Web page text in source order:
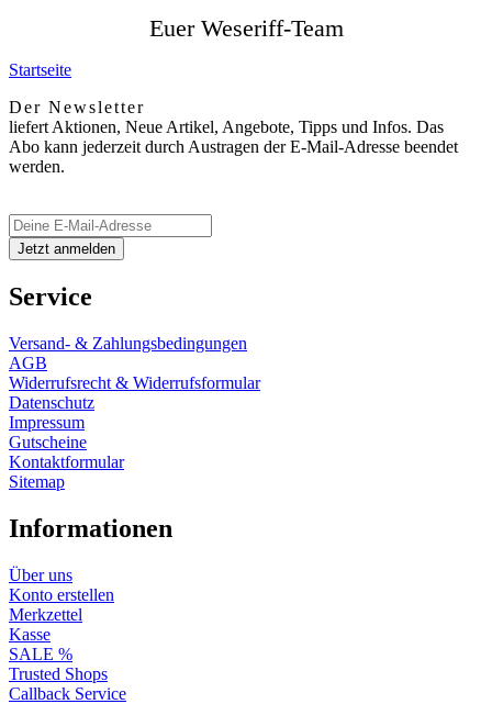
Euer Weseriff-Team
Startseite
Der Newsletter
liefert Aktionen, Neue Artikel, Angebote, Tipps und Infos. Das
Abo kann jederzeit durch Austragen der E-Mail-Adresse beendet
werden.
Service
Versand- & Zahlungsbedingungen
AGB
Widerrufsrecht & Widerrufsformular
Datenschutz
Impressum
Gutscheine
Kontaktformular
Sitemap
Informationen
Über uns
Konto erstellen
Merkzettel
Kasse
SALE %
Trusted Shops
Callback Service